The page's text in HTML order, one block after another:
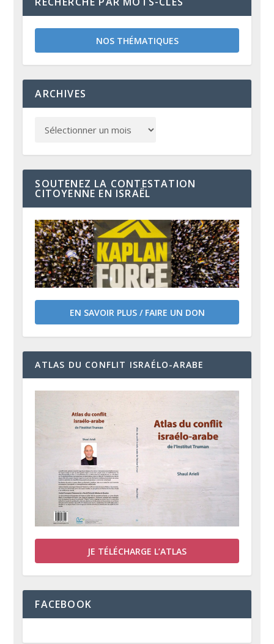
NOS THÉMATIQUES
ARCHIVES
SOUTENEZ LA CONTESTATION
CITOYENNE EN ISRAËL
EN SAVOIR PLUS / FAIRE UN DON
ATLAS DU CONFLIT ISRAÉLO-ARABE
JE TÉLÉCHARGE L’ATLAS
FACEBOOK